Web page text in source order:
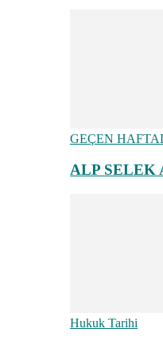
GEÇEN
ALP SELEK
Hukuk Tarihi